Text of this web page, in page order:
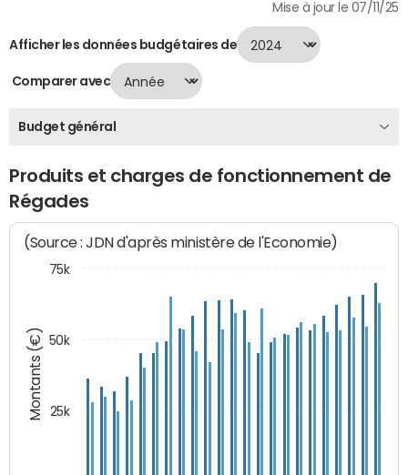
Mise à jour le 07/11/25
Afficher les données budgétaires de
Comparer avec
Budget général
Produits et charges de fonctionnement de
Régades
Montants (€)
(Source : JDN d'après ministère de l'Economie)
25k
50k
75k